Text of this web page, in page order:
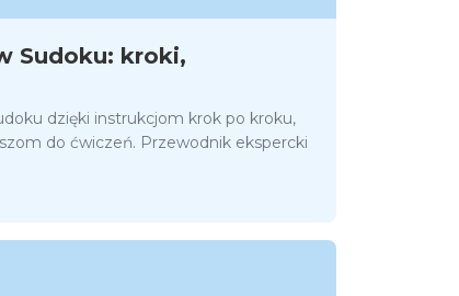
Sudoku: kroki,
dzięki instrukcjom krok po kroku,
do ćwiczeń. Przewodnik ekspercki